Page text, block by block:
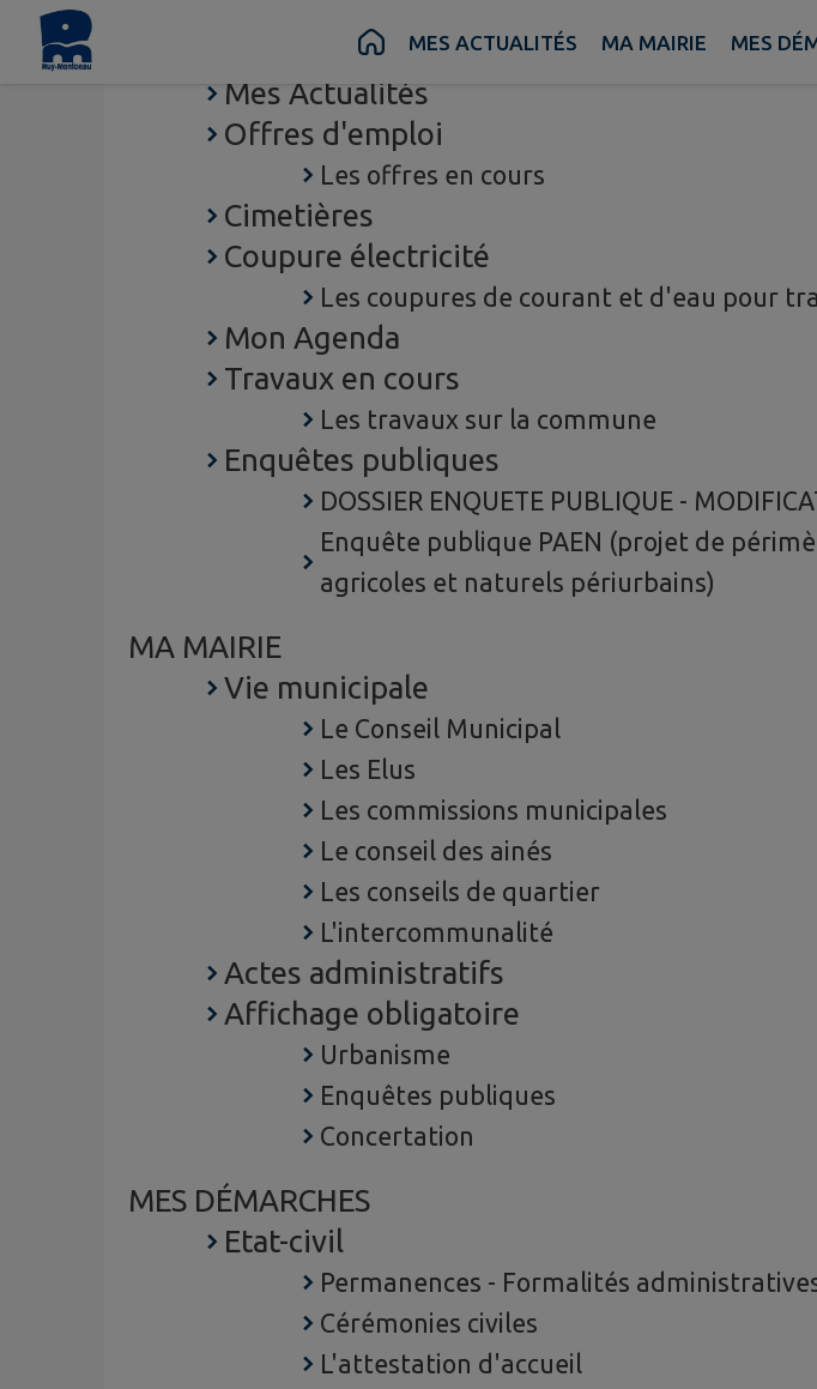
Contenu Pied de pageMES ACTUALITÉS MA MAIRIE MES
MES ACTUALITÉS
Mes Actualités
Offres d'emploi
Les offres en cours
Cimetières
Coupure électricité
Les coupures de courant et d'eau pour
Mon Agenda
Travaux en cours
Les travaux sur la commune
Enquêtes publiques
DOSSIER ENQUETE PUBLIQUE -
Enquête publique PAEN (projet de
agricoles et naturels périurbains)
MA MAIRIE
Vie municipale
Le Conseil Municipal
Les Elus
Les commissions municipales
Le conseil des ainés
Les conseils de quartier
L'intercommunalité
Actes administratifs
Affichage obligatoire
Urbanisme
Enquêtes publiques
Concertation
MES DÉMARCHES
Etat-civil
Permanences - Formalités
Cérémonies civiles
L'attestation d'accueil